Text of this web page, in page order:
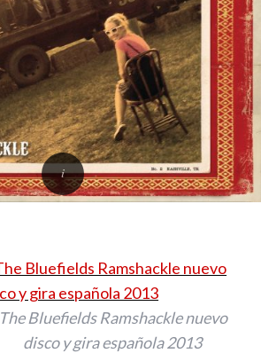
The Bluefields Ramshackle nuevo
disco y gira española 2013